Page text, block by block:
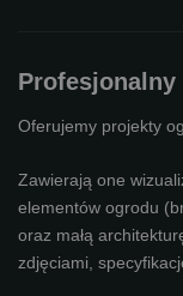
Oferujemy projekty
Zawierają one
elementów ogrodu
oraz małą
zdjęciami,